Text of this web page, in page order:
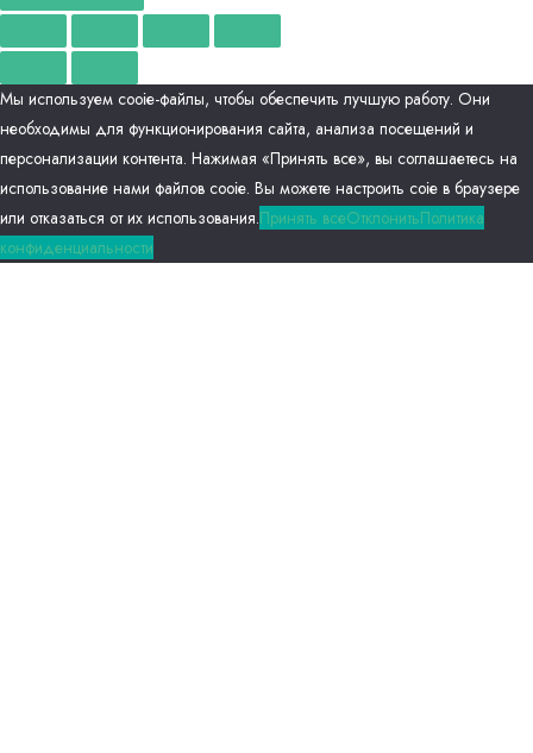
Мы используем сооіе-файлы, чтобы обеспечить лучшую работу. Они
необходимы для функционирования сайта, анализа посещений и
персонализации контента. Нажимая «Принять все», вы соглашаетесь на
использование нами файлов сооіе. Вы можете настроить соіе в браузере
или отказаться от их использования.Принять всеОтклонитьПолитика
конфиденциальности